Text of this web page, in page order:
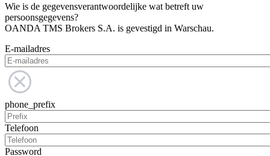
Wie is de gegevensverantwoordelijke wat betreft uw
persoonsgegevens?
OANDA TMS Brokers S.A. is gevestigd in Warschau.
E-mailadres
phone_prefix
Telefoon
Password